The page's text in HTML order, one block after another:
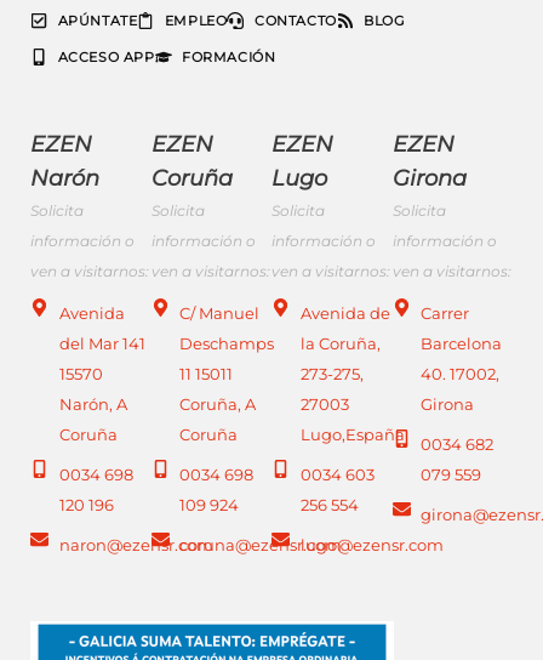
APÚNTATE EMPLEO CONTACTO BLOG
ACCESO APP FORMACIÓN
EZEN
Narón
Solicita
información o
ven a visitarnos:
Avenida
del Mar 141
15570
Narón, A
Coruña
0034 698
120 196
naron@ezensr.com
EZEN
Coruña
Solicita
información o
ven a visitarnos:
C/ Manuel
Deschamps
11 15011
Coruña, A
Coruña
0034 698
109 924
coruna@ezensr.com
EZEN
Lugo
Solicita
información o
ven a visitarnos:
Avenida de
la Coruña,
273-275,
27003
Lugo,España
0034 603
256 554
lugo@ezensr.com
EZEN
Girona
Solicita
información o
ven a visitarnos:
Carrer
Barcelona
40. 17002,
Girona
0034 682
079 559